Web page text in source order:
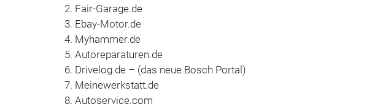
Fair-Garage.de
Ebay-Motor.de
Myhammer.de
Autoreparaturen.de
Drivelog.de – (das neue Bosch Portal)
Meinewerkstatt.de
Autoservice.com